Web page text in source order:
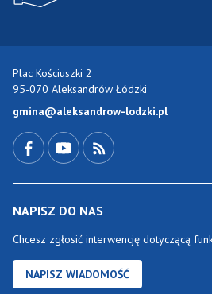
Plac Kościuszki 2
95-070 Aleksandrów Łódzki
gmina@aleksandrow-lodzki.pl
NAPISZ DO NAS
Chcesz zgłosić interwencję dotyczącą
NAPISZ WIADOMOŚĆ